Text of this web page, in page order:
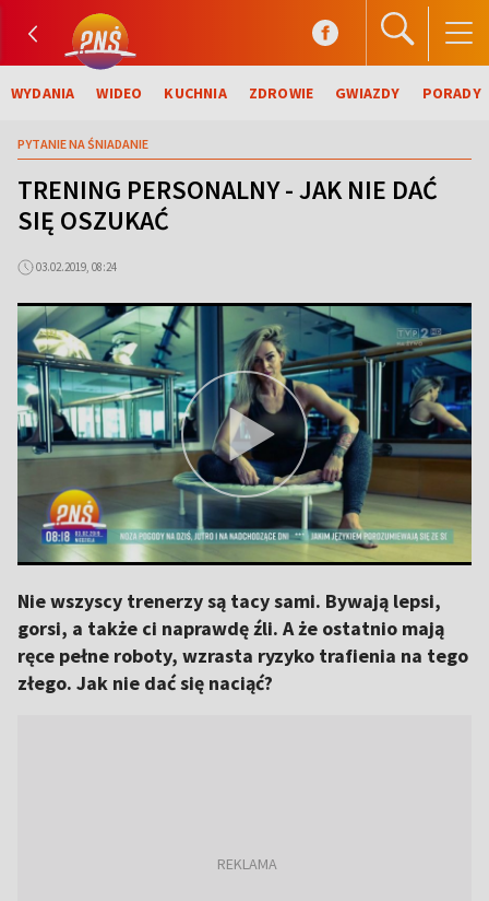
WYDANIA WIDEO KUCHNIA ZDROWIE GWIAZDY PORADY
PYTANIE NA ŚNIADANIE
TRENING PERSONALNY - JAK NIE DAĆ
SIĘ OSZUKAĆ
03.02.2019, 08:24
Nie wszyscy trenerzy są tacy sami. Bywają lepsi,
gorsi, a także ci naprawdę źli. A że ostatnio mają
ręce pełne roboty, wzrasta ryzyko trafienia na tego
złego. Jak nie dać się naciąć?